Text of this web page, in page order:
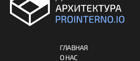
ГЛАВНАЯ
О НАС